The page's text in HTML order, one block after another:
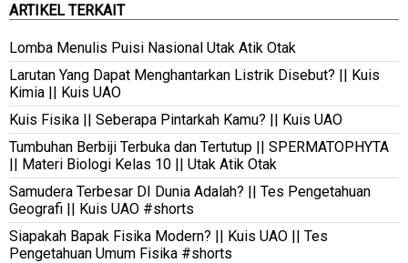
ARTIKEL TERKAIT
Lomba Menulis Puisi Nasional Utak Atik Otak
Larutan Yang Dapat Menghantarkan Listrik Disebut? || Kuis
Kimia || Kuis UAO
Kuis Fisika || Seberapa Pintarkah Kamu? || Kuis UAO
Tumbuhan Berbiji Terbuka dan Tertutup || SPERMATOPHYTA
|| Materi Biologi Kelas 10 || Utak Atik Otak
Samudera Terbesar DI Dunia Adalah? || Tes Pengetahuan
Geografi || Kuis UAO #shorts
Siapakah Bapak Fisika Modern? || Kuis UAO || Tes
Pengetahuan Umum Fisika #shorts